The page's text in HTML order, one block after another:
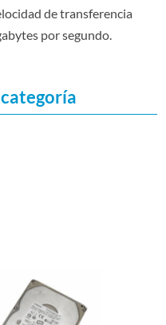
de transferencia
por segundo.